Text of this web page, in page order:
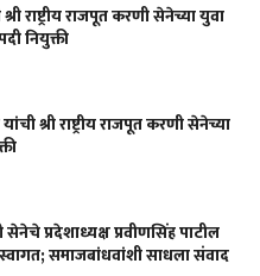
राष्ट्रीय राजपूत करणी सेनेच्या युवा
नियुक्ती
श्री राष्ट्रीय राजपूत करणी सेनेच्या
सेनेचे प्रदेशाध्यक्ष प्रवीणसिंह पाटील
समाजबांधवांशी साधला संवाद